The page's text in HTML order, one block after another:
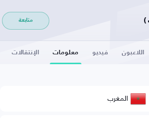
متابعة
اللاعبون فيديو معلومات الإنتقالات
المغرب